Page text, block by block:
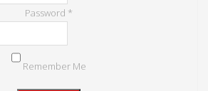
Password *
Remember Me